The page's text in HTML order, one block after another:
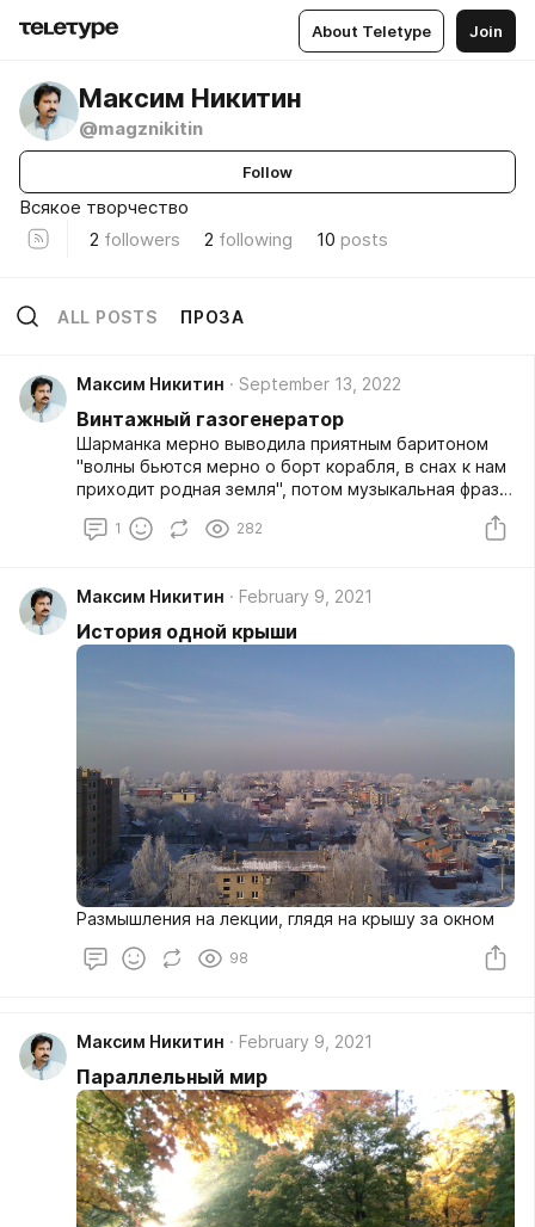
About Teletype Join
Максим Никитин
@magznikitin
Follow
Всякое творчество
2 followers 2 following 10 posts
ALL POSTS ПРОЗА
Максим Никитин September 13, 2022
Винтажный газогенератор
Шарманка мерно выводила приятным баритоном
"волны бьются мерно о борт корабля, в снах к нам
приходит родная земля", потом музыкальная фраза,
1 282
Максим Никитин February 9, 2021
История одной крыши
Размышления на лекции, глядя на крышу за окном
98
Максим Никитин February 9, 2021
Параллельный мир